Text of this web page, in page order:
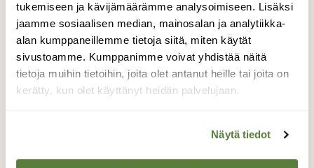
tukemiseen ja kävijämäärämme analysoimiseen. Lisäksi
jaamme sosiaalisen median, mainosalan ja analytiikka-
alan kumppaneillemme tietoja siitä, miten käytät
sivustoamme. Kumppanimme voivat yhdistää näitä
tietoja muihin tietoihin, joita olet antanut heille tai joita on
kerätty, kun olet käyttänyt heidän palvelujaan.
Näytä tiedot
Ei sorsan jalkoja palele...
Muuten vaan keksineet mukavan
seurustelupaikan.